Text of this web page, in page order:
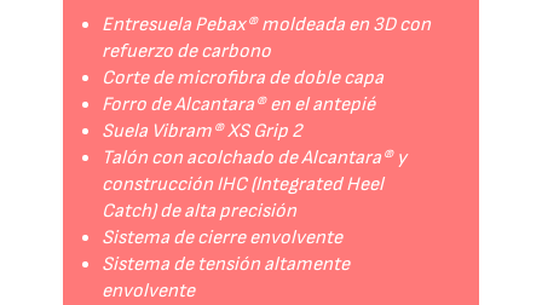
Entresuela Pebax® moldeada en 3D con
refuerzo de carbono
Corte de microfibra de doble capa
Forro de Alcantara® en el antepié
Suela Vibram® XS Grip 2
Talón con acolchado de Alcantara® y
construcción IHC (Integrated Heel
Catch) de alta precisión
Sistema de cierre envolvente
Sistema de tensión altamente
envolvente